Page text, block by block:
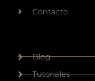
Contacto
Blog
Tutoriales